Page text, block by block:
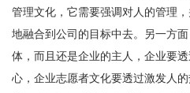
管理文化，它需要强调对人的管理
地融合到公司的目标中去。另一方
体，而且还是企业的主人，企业要
心，企业志愿者文化要透过激发人